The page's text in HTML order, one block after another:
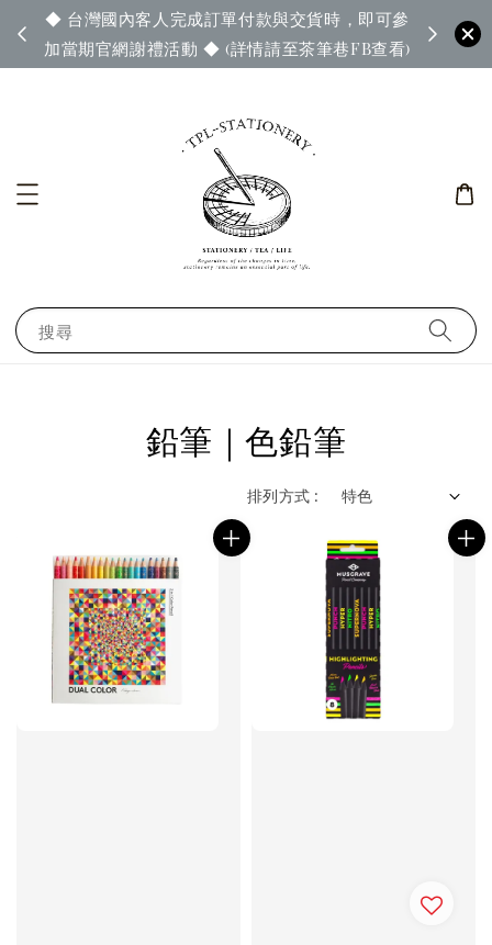
◆ 台灣國內客人完成訂單付款與交貨時，即可參
加當期官網謝禮活動 ◆ (詳情請至茶筆巷FB查看)
◆ 官
搜尋
鉛筆｜色鉛筆
排列方式 :